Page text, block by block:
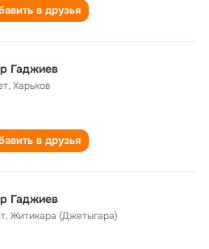
в друзья
Гаджиев
,Харьков
в друзья
Гаджиев
,Житикара (Джетыгара)